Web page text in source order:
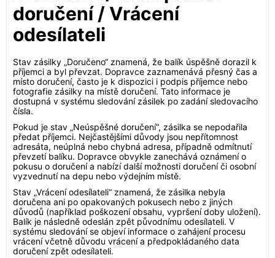
doručení / Vrácení
odesílateli
Stav zásilky „Doručeno“ znamená, že balík úspěšně dorazil k
příjemci a byl převzat. Dopravce zaznamenává přesný čas a
místo doručení, často je k dispozici i podpis příjemce nebo
fotografie zásilky na místě doručení. Tato informace je
dostupná v systému sledování zásilek po zadání sledovacího
čísla.
Pokud je stav „Neúspěšné doručení“, zásilka se nepodařila
předat příjemci. Nejčastějšími důvody jsou nepřítomnost
adresáta, neúplná nebo chybná adresa, případně odmítnutí
převzetí balíku. Dopravce obvykle zanechává oznámení o
pokusu o doručení a nabízí další možnosti doručení či osobní
vyzvednutí na depu nebo výdejním místě.
Stav „Vrácení odesílateli“ znamená, že zásilka nebyla
doručena ani po opakovaných pokusech nebo z jiných
důvodů (například poškození obsahu, vypršení doby uložení).
Balík je následně odeslán zpět původnímu odesílateli. V
systému sledování se objeví informace o zahájení procesu
vrácení včetně důvodu vrácení a předpokládaného data
doručení zpět odesílateli.